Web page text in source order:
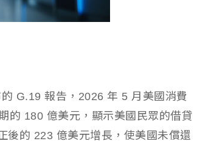
G.19 報告，2026 年 5 月美國消費
的 180 億美元，顯示美國民眾的借貸
後的 223 億美元增長，使美國未償還